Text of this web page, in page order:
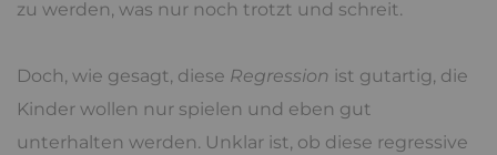
zu werden, was nur noch trotzt und schreit.
Doch, wie gesagt, diese Regression ist gutartig, die
Kinder wollen nur spielen und eben gut
unterhalten werden. Unklar ist, ob diese regressive